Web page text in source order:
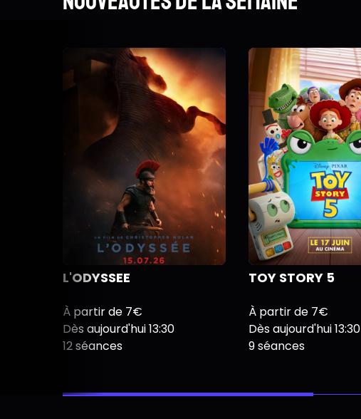
L'ODYSSEE
À partir de 7€
Dès aujourd'hui 13:30
12 séances
TOY STORY 5
À partir de 7€
Dès aujourd'hui 13:30
9 séances